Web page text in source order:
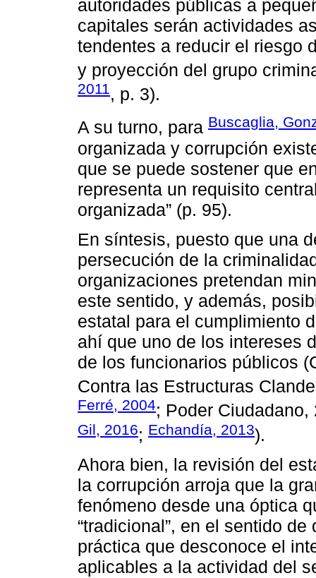
autoridades públicas a
capitales serán actividades
tendentes a reducir el riesgo
y proyección del grupo
2011, p. 3).
A su turno, para Buscaglia,
organizada y corrupción
que se puede sostener que
representa un requisito
organizada” (p. 95).
En síntesis, puesto que una
persecución de la
organizaciones pretendan
este sentido, y además,
estatal para el cumplimiento
ahí que uno de los intereses
de los funcionarios públicos
Contra las Estructuras
Ferré, 2004; Poder
Gil, 2016; Echandía, 2013).
Ahora bien, la revisión del
la corrupción arroja que la
fenómeno desde una óptica
“tradicional”, en el sentido
práctica que desconoce el
aplicables a la actividad del